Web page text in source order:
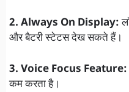
2. Always On Display:
और बैटरी स्टेटस देख सकते हैं।
3. Voice Focus Feature:
कम करता है।